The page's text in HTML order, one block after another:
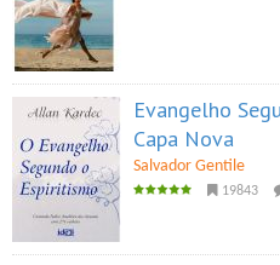
Evangelho
Capa Nova
Salvador Gentile
19843